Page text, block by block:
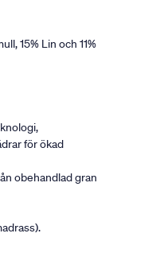
15% Lin och 11%
för ökad
obehandlad gran